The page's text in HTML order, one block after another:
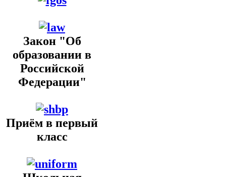
Закон "Об
образовании в
Российской
Федерации"
Приём в первый
класс